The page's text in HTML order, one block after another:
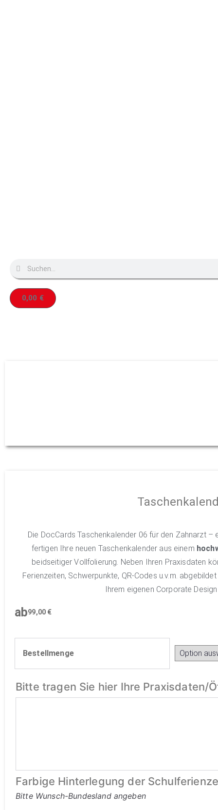
0,00 €
Die DocCards Taschenkalender 06 für den Zahnarzt –
fertigen Ihre neuen Taschenkalender aus einem
beidseitiger Vollfolierung. Neben Ihren Praxisdaten
Ferienzeiten, Schwerpunkte, QR-Codes u.v.m.
Ihrem eigenen Corporate
ab99,00 €
Bestellmenge
Bitte tragen Sie hier Ihre Praxisdaten/
Farbige Hinterlegung der
Bitte Wunsch-Bundesland angeben